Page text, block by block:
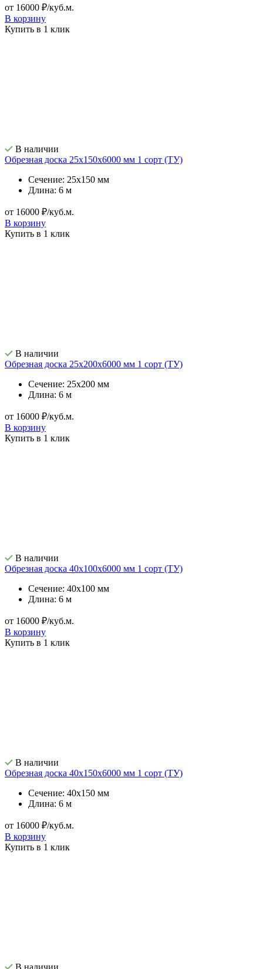
от 16000 ₽/куб.м.
В корзину
Купить в 1 клик
В наличии
Обрезная доска 25х150х6000 мм 1 сорт (ТУ)
Сечение: 25х150 мм
Длина: 6 м
от 16000 ₽/куб.м.
В корзину
Купить в 1 клик
В наличии
Обрезная доска 25х200х6000 мм 1 сорт (ТУ)
Сечение: 25х200 мм
Длина: 6 м
от 16000 ₽/куб.м.
В корзину
Купить в 1 клик
В наличии
Обрезная доска 40х100х6000 мм 1 сорт (ТУ)
Сечение: 40х100 мм
Длина: 6 м
от 16000 ₽/куб.м.
В корзину
Купить в 1 клик
В наличии
Обрезная доска 40х150х6000 мм 1 сорт (ТУ)
Сечение: 40х150 мм
Длина: 6 м
от 16000 ₽/куб.м.
В корзину
Купить в 1 клик
В наличии